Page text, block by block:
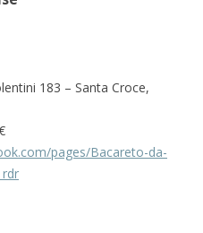
183 – Santa Croce,
pages/Bacareto-da-